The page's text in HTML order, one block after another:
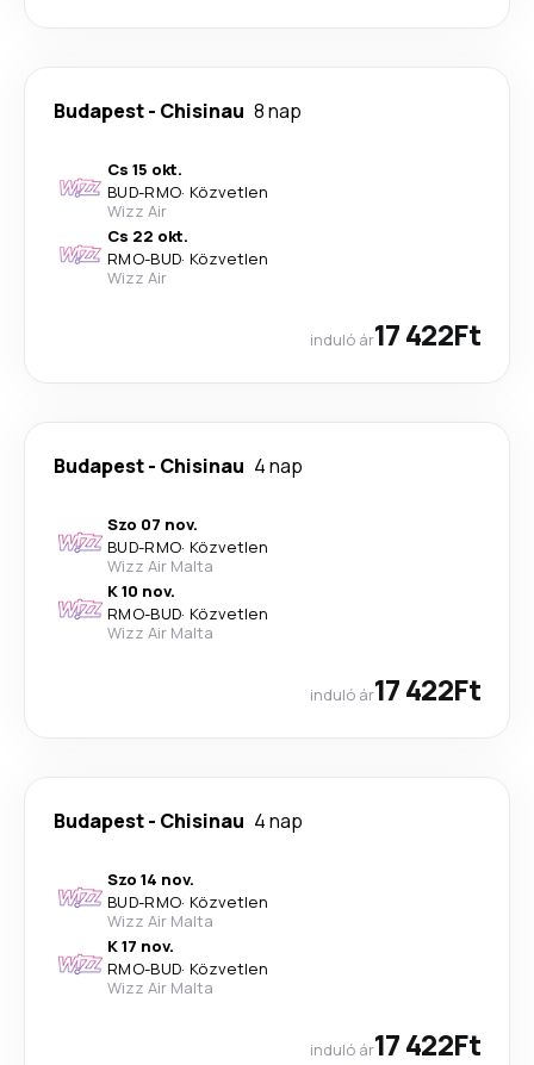
Budapest- Chisinau 8 nap
Cs 15 okt.
BUD-RMO· Közvetlen
Wizz Air
Cs 22 okt.
RMO-BUD· Közvetlen
Wizz Air
induló ár17 422Ft
Budapest- Chisinau 4 nap
Szo 07 nov.
BUD-RMO· Közvetlen
Wizz Air Malta
K 10 nov.
RMO-BUD· Közvetlen
Wizz Air Malta
induló ár17 422Ft
Budapest- Chisinau 4 nap
Szo 14 nov.
BUD-RMO· Közvetlen
Wizz Air Malta
K 17 nov.
RMO-BUD· Közvetlen
Wizz Air Malta
induló ár17 422Ft